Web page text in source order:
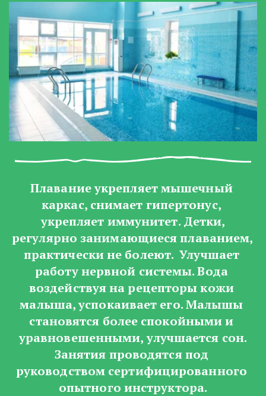
Плавание укрепляет мышечный
каркас, снимает гипертонус,
укрепляет иммунитет. Детки,
регулярно занимающиеся плаванием,
практически не болеют.  Улучшает
работу нервной системы. Вода
воздействуя на рецепторы кожи
малыша, успокаивает его. Малышы
становятся более спокойными и
уравновешенными, улучшается сон.
Занятия проводятся под
руководством сертифицированного
опытного инструктора.